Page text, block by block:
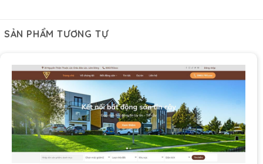
SẢN PHẨM TƯƠNG TỰ